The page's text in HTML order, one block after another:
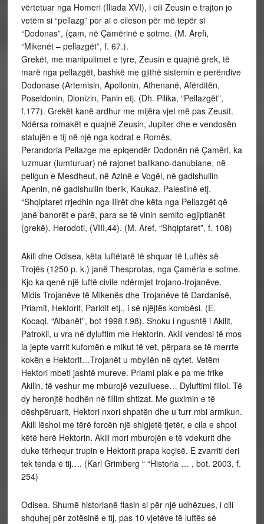
vërtetuar nga Homeri (Iliada XVI), i cili Zeusin e trajton jo
vetëm si “pellazg” por ai e cileson për më tepër si
“Dodonas”, (çam, në Çamërinë e sotme. (M. Arefi,
“Mikenët – pellazgët”, f. 67.).
Grekët, me manipulimet e tyre, Zeusin e quajnë grek, të
marë nga pellazgët, bashkë me gjithë sistemin e perëndive
Dodonase (Artemisin, Apollonin, Athenanë, Afërditën,
Poseidonin, Dionizin, Panin etj. (Dh. Pilika, “Pellazgët”,
f.177). Grekët kanë ardhur me mijëra vjet më pas Zeusit.
Ndërsa romakët e quajnë Zeusin, Jupiter dhe e vendosën
statujën e tij në një nga kodrat e Romës.
Perandoria Pellazge me epiqendër Dodonën në Çamëri, ka
luzmuar (lumturuar) në rajonet ballkano-danubiane, në
pellgun e Mesdheut, në Azinë e Vogël, në gadishullin
Apenin, në gadishullin Iberik, Kaukaz, Palestinë etj.
“Shqiptaret rrjedhin nga Ilirët dhe këta nga Pellazgët që
janë banorët e parë, para se të vinin semito-egjiptianët
(grekë). Herodoti, (VIII,44). (M. Aref, “Shqiptaret”, f. 108)
Akili dhe Odisea, këta luftëtarë të shquar të Luftës së
Trojës (1250 p. k.) janë Thesprotas, nga Çamëria e sotme.
Kjo ka qenë një luftë civile ndërmjet trojano-trojanëve.
Midis Trojanëve të Mikenës dhe Trojanëve të Dardanisë,
Priamit, Hektorit, Paridit etj., i së njëjtës kombësi. (E.
Kocaqi, “Albanët”, bot 1998 f.98). Shoku i ngushtë i Akilit,
Patrokli, u vra në dyluftim me Hektorin. Akili vendosi të mos
ia jepte varrit kufomën e mikut të vet, përpara se të merrte
kokën e Hektorit…Trojanët u mbyllën në qytet. Vetëm
Hektori mbeti jashtë mureve. Priami plak e pa me frike
Akilin, të veshur me mburojë vezulluese… Dyluftimi filloi. Të
dy heronjtë hodhën në fillim shtizat. Me guximin e të
dëshpëruarit, Hektori nxori shpatën dhe u turr mbi armikun.
Akili lëshoi me tërë forcën një shigjetë tjetër, e cila e shpoi
këtë herë Hektorin. Akili mori mburojën e të vdekurit dhe
duke tërhequr trupin e Hektorit prapa koçisë. E zvarriti deri
tek tenda e tij…. (Karl Grimberg “ “Historia … , bot. 2003, f.
254)
Odisea. Shumë historianë flasin si për një udhëzues, i cili
shquhej për zotësinë e tij, pas 10 vjetëve të luftës së